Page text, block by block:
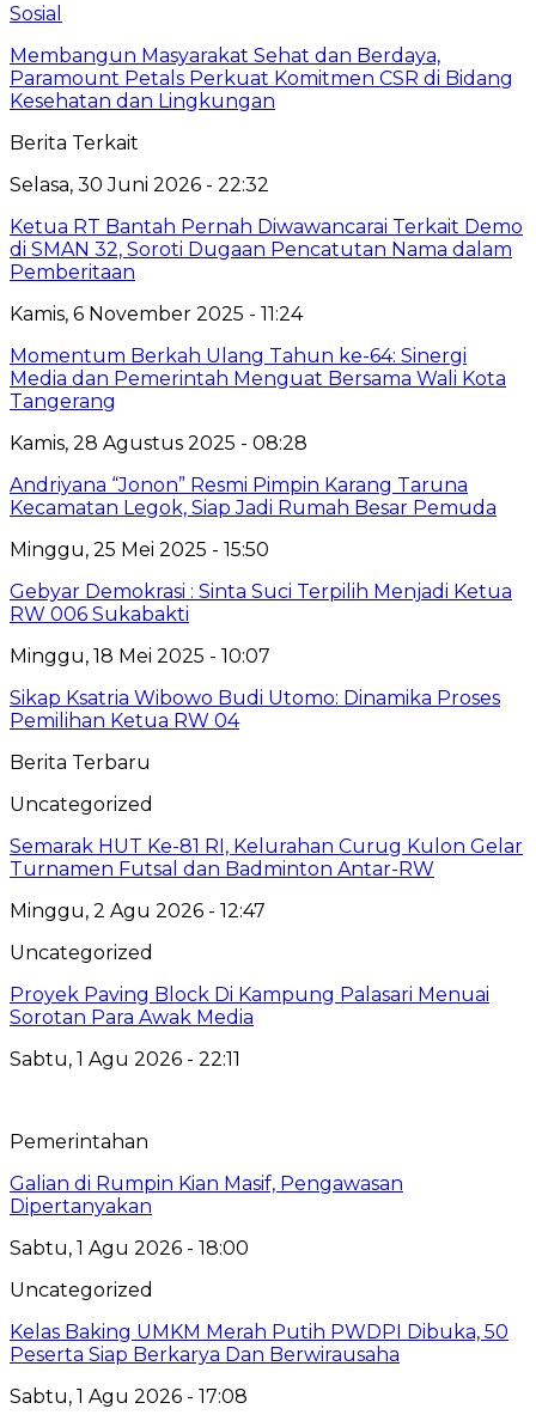
Sosial
Membangun Masyarakat Sehat dan Berdaya,
Paramount Petals Perkuat Komitmen CSR di Bidang
Kesehatan dan Lingkungan
Berita Terkait
Selasa, 30 Juni 2026 - 22:32
Ketua RT Bantah Pernah Diwawancarai Terkait Demo
di SMAN 32, Soroti Dugaan Pencatutan Nama dalam
Pemberitaan
Kamis, 6 November 2025 - 11:24
Momentum Berkah Ulang Tahun ke-64: Sinergi
Media dan Pemerintah Menguat Bersama Wali Kota
Tangerang
Kamis, 28 Agustus 2025 - 08:28
Andriyana “Jonon” Resmi Pimpin Karang Taruna
Kecamatan Legok, Siap Jadi Rumah Besar Pemuda
Minggu, 25 Mei 2025 - 15:50
Gebyar Demokrasi : Sinta Suci Terpilih Menjadi Ketua
RW 006 Sukabakti
Minggu, 18 Mei 2025 - 10:07
Sikap Ksatria Wibowo Budi Utomo: Dinamika Proses
Pemilihan Ketua RW 04
Berita Terbaru
Uncategorized
Semarak HUT Ke-81 RI, Kelurahan Curug Kulon Gelar
Turnamen Futsal dan Badminton Antar-RW
Minggu, 2 Agu 2026 - 12:47
Uncategorized
Proyek Paving Block Di Kampung Palasari Menuai
Sorotan Para Awak Media
Sabtu, 1 Agu 2026 - 22:11
Pemerintahan
Galian di Rumpin Kian Masif, Pengawasan
Dipertanyakan
Sabtu, 1 Agu 2026 - 18:00
Uncategorized
Kelas Baking UMKM Merah Putih PWDPI Dibuka, 50
Peserta Siap Berkarya Dan Berwirausaha
Sabtu, 1 Agu 2026 - 17:08